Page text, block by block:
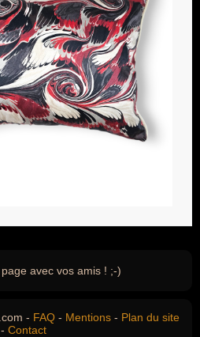
avec vos amis ! ;-)
- FAQ - Mentions - Plan du site
- Contact